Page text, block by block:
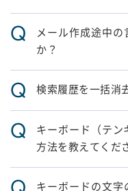
Q
メール作成途中の
か？
Q 検索履歴を一括消
Q
キーボード（テン
方法を教えてくだ
キーボードの文字